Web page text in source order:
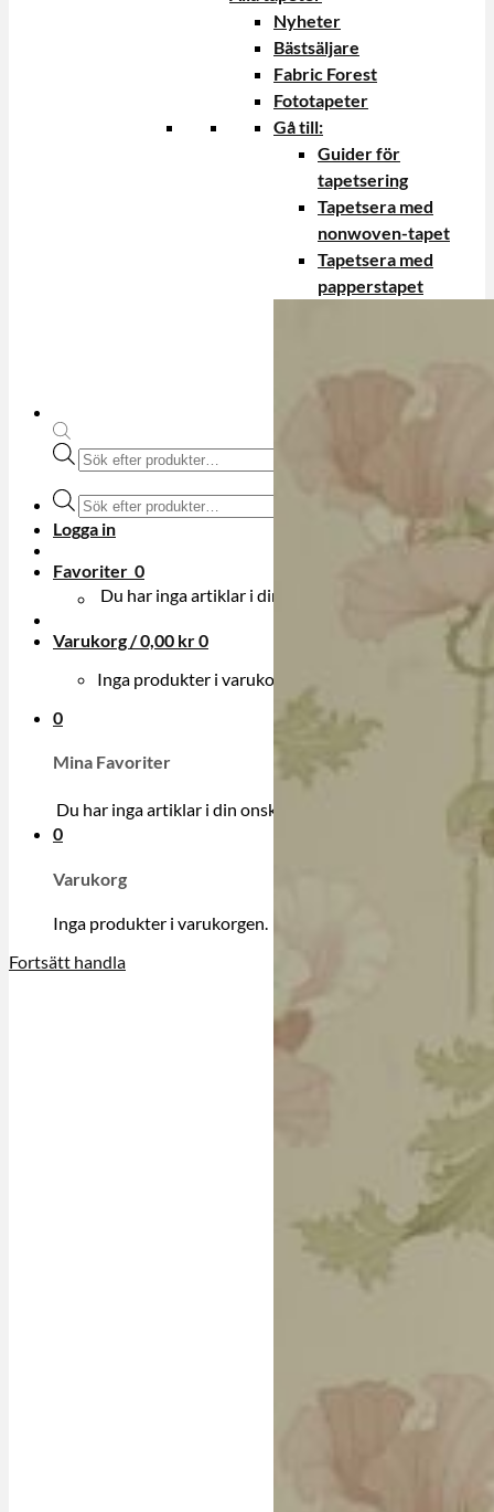
Produktsökning
Produktsökning
Logga in
Favoriter 0
Du har inga artiklar i din onskelista.
Varukorg /0,00 kr0
Inga produkter i varukorgen.
0
Mina Favoriter
Du har inga artiklar i din onskelista.
0
Varukorg
Inga produkter i varukorgen.
Fortsätt handla
Nyheter
Bästsäljare
Fabric Forest
Fototapeter
Gå till:
Guider för
tapetsering
Tapetsera med
nonwoven-tapet
Tapetsera med
papperstapet